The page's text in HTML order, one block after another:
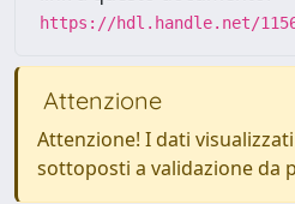
https://hdl.handle.net/
Attenzione
Attenzione! I dati
sottoposti a validazione da